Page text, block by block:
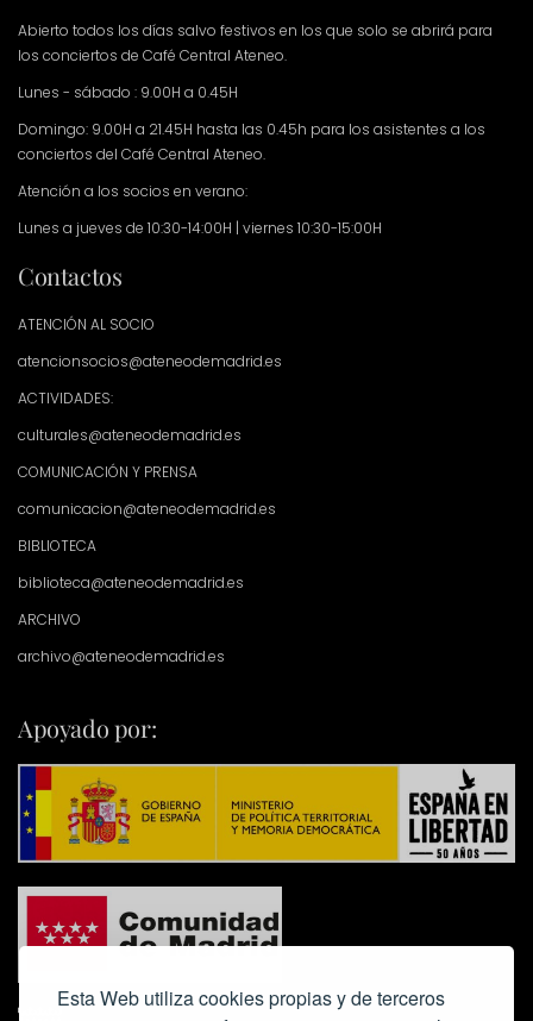
Esta Web utiliza cookies propias y de terceros
Abierto todos los días salvo festivos en los que solo se abrirá para
los conciertos de Café Central Ateneo.
Lunes - sábado : 9.00H a 0.45H
Domingo: 9.00H a 21.45H hasta las 0.45h para los asistentes a los
conciertos del Café Central Ateneo.
Atención a los socios en verano:
Lunes a jueves de 10:30-14:00H | viernes 10:30-15:00H
Contactos
ATENCIÓN AL SOCIO
atencionsocios@ateneodemadrid.es
ACTIVIDADES:
culturales@ateneodemadrid.es
COMUNICACIÓN Y PRENSA
comunicacion@ateneodemadrid.es
BIBLIOTECA
biblioteca@ateneodemadrid.es
ARCHIVO
archivo@ateneodemadrid.es
Apoyado por: